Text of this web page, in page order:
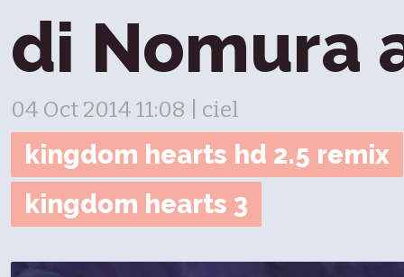
di Nomura
04 Oct 2014 11:08 | ciel
kingdom hearts hd 2.5 remix
kingdom hearts 3